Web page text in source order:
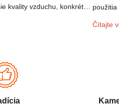
kvality vzduchu, konkrétne
Aj keď ich názvy
použitia
Čítajte